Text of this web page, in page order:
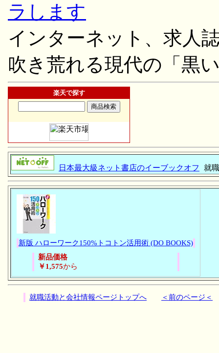
ラします
インターネット、求人
吹き荒れる現代の「黒
楽天で探す
日本最大級ネット書店のイーブックオフ 就
新版 ハローワーク150%トコトン活用術 (DO BOOKS)
新品価格
￥1,575から
就職活動と会社情報ページトップへ ＜前のページ＜